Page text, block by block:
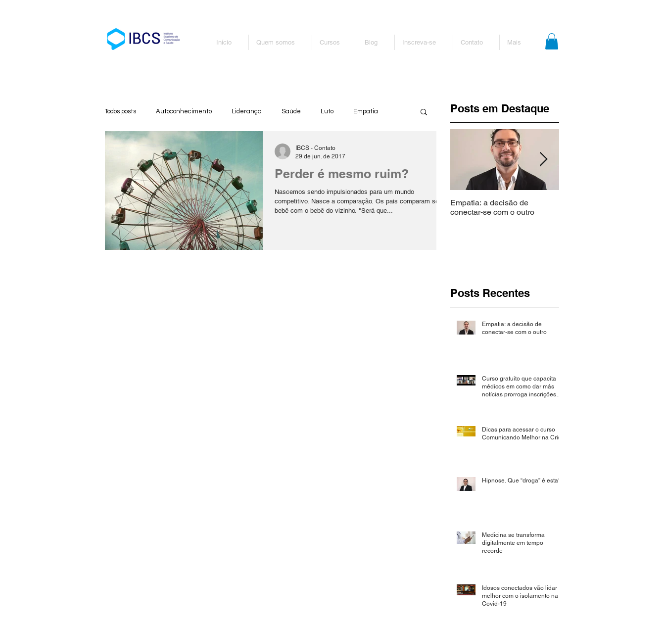
Início Quem somos Cursos Blog Inscreva-se Contato Mais
Todos posts Autoconhecimento Liderança Saúde Luto Empatia
Medicina Comunicação em Saúde
Perder é mesmo ruim?
Nascemos sendo impulsionados para um mundo
competitivo. Nasce a comparação. Os pais comparam seu
bebê com o bebê do vizinho. "Será que...
IBCS - Contato
29 de jun. de 2017
Posts em Destaque
Empatia: a decisão de
conectar-se com o outro
Posts Recentes
Empatia: a decisão de
conectar-se com o outro
Curso gratuito que capacita
médicos em como dar más
notícias prorroga inscrições
Dicas para acessar o curso
Comunicando Melhor na Crise
Hipnose. Que “droga” é esta?
Medicina se transforma
digitalmente em tempo
recorde
Idosos conectados vão lidar
melhor com o isolamento na
Covid-19